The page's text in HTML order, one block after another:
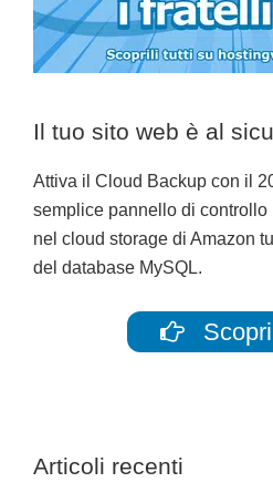
Il tuo sito web è al
Attiva il Cloud Backup con il
semplice pannello di
nel cloud storage di Amazon
del database MySQL.
Articoli recenti